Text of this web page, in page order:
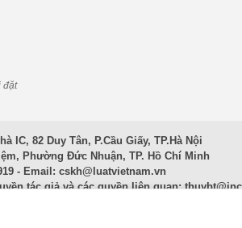
đặt
IC, 82 Duy Tân, P.Cầu Giấy, TP.Hà Nội
Phường Đức Nhuận, TP. Hồ Chí Minh
- Email: cskh@luatvietnam.vn
tác giả và các quyền liên quan: